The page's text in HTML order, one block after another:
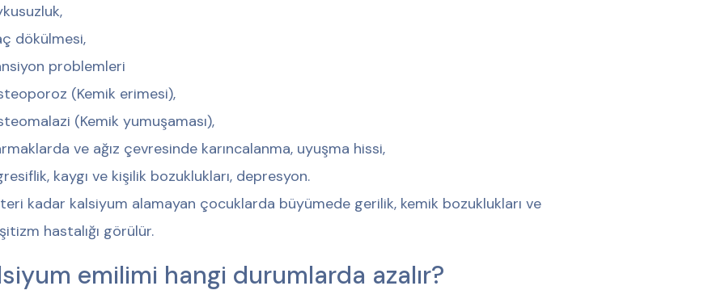
dökülmesi,
problemleri
(Kemik erimesi),
(Kemik yumuşaması),
ve ağız çevresinde karıncalanma, uyuşma hissi,
kaygı ve kişilik bozuklukları, depresyon.
kadar kalsiyum alamayan çocuklarda büyümede gerilik, kemik bozuklukları ve
hastalığı görülür.
emilimi hangi durumlarda azalır?